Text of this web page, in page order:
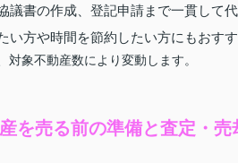
議書の作成、登記申請まで一貫して
い方や時間を節約したい方にもおすす
象不動産数により変動します。
を売る前の準備と査定・売